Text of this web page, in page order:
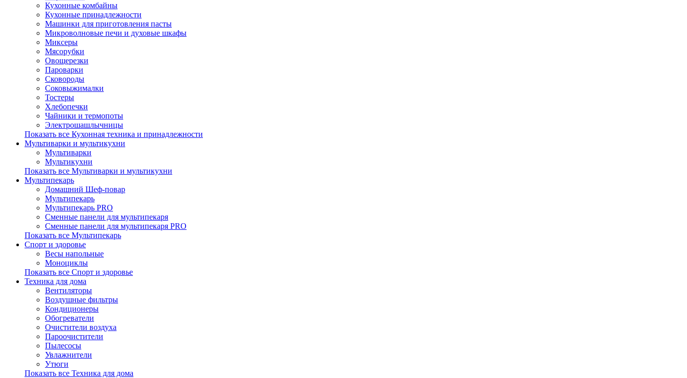
Кухонные комбайны
Кухонные принадлежности
Машинки для приготовления пасты
Микроволновые печи и духовые шкафы
Миксеры
Мясорубки
Овощерезки
Пароварки
Сковороды
Соковыжималки
Тостеры
Хлебопечки
Чайники и термопоты
Электрошашлычницы
Показать все Кухонная техника и принадлежности
Мультиварки и мультикухни
Мультиварки
Мультикухни
Показать все Мультиварки и мультикухни
Мультипекарь
Домашний Шеф-повар
Мультипекарь
Мультипекарь PRO
Сменные панели для мультипекаря
Сменные панели для мультипекаря PRO
Показать все Мультипекарь
Спорт и здоровье
Весы напольные
Моноциклы
Показать все Спорт и здоровье
Техника для дома
Вентиляторы
Воздушные фильтры
Кондиционеры
Обогреватели
Очистители воздуха
Пароочистители
Пылесосы
Увлажнители
Утюги
Показать все Техника для дома